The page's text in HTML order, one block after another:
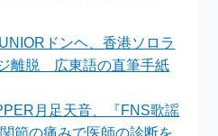
ドンヘ、香港ソロラ
離脱 広東語の直筆手紙
月足天音、『FNS歌謡
節の痛みで医師の診断を